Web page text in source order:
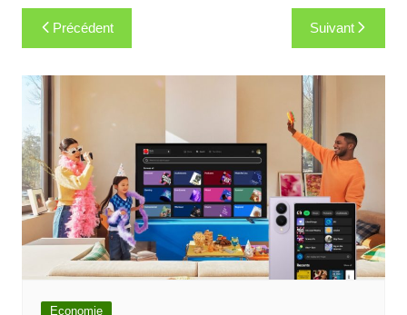
Navigation
de
l’article
Précédent Suivant
Economie